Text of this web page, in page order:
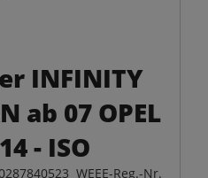
INFINITY
ab 07 OPEL
- ISO
WEEE-Reg.-Nr.